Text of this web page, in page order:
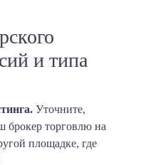
и типа
Уточните,
брокер торговлю на
площадке, где